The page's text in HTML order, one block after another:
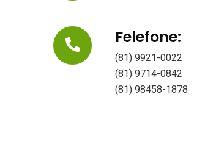
Felefone:
(81) 9921-0022
(81) 9714-0842
(81) 98458-1878